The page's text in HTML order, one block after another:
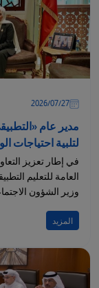
27‏/07‏/2026
مدير عام
لتلبية احتياجات
في إطار تعزيز
العامة للتعليم
وزير الشؤون
المزيد